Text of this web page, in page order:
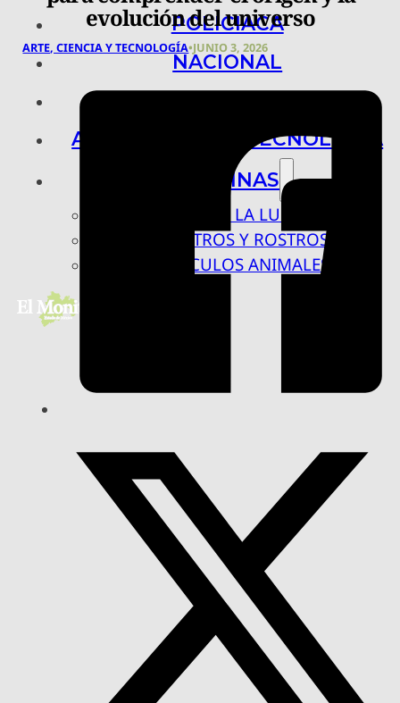
POLICIACA
NACIONAL
ARTE, CIENCIA Y TECNOLOGÍA
COLUMNAS
BAJO LA LUPA
RASTROS Y ROSTROS
VÍNCULOS ANIMALES
evolución del universo
ARTE, CIENCIA Y TECNOLOGÍA•JUNIO 3, 2026